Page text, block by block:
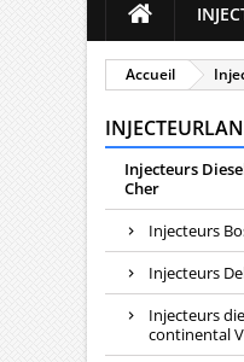
Accueil
Injecteurs
Cher
Injecteurs
Injecteurs
Injecteurs
continental